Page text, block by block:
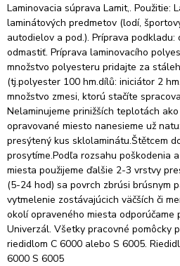
Laminovacia súprava Lamit,. Použitie:
laminátových predmetov (lodí,
autodielov a pod.). Príprava
odmastiť. Príprava laminovacího
množstvo polyesteru pridajte za
(tj.polyester 100 hm.dílů: iniciátor 2
množstvo zmesi, ktorú stačíte
Nelaminujeme prinižších teplotách ako
opravované miesto nanesieme už
presýtený kus sklolaminátu.Štětcem
prosytíme.Podľa rozsahu poškodenia
miesta použijeme ďalšie 2-3 vrstvy
(5-24 hod) sa povrch zbrúsi brúsnym
vytmelenie zostávajúcich väčších či
okolí opraveného miesta
Univerzál. Všetky pracovné pomôcky
riedidlom C 6000 alebo S 6005.
6000 S 6005